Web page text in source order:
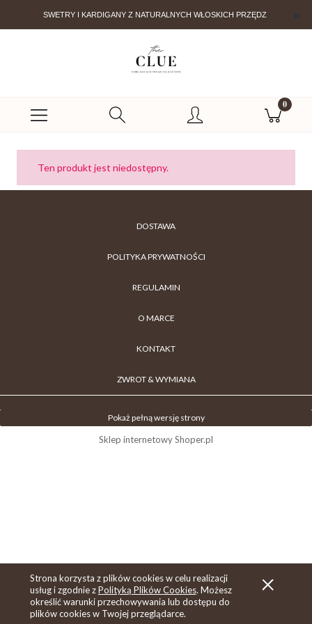
Strona korzysta z plików cookies w celu realizacji
usług i zgodnie zPolityką Plików Cookies. Możesz
określić warunki przechowywania lub dostępu do
plików cookies w Twojej przeglądarce.
SWETRY I KARDIGANY Z NATURALNYCH WŁOSKICH PRZĘDZ
Ten produkt jest niedostępny.
DOSTAWA
POLITYKA PRYWATNOŚCI
REGULAMIN
O MARCE
KONTAKT
ZWROT & WYMIANA
Pokaż pełną wersję strony
Sklep internetowy Shoper.pl